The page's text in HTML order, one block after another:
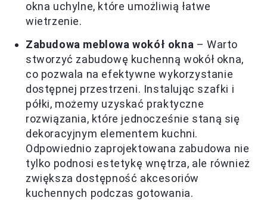
okna uchylne, które umożliwią łatwe
wietrzenie.
Zabudowa meblowa wokół okna – Warto
stworzyć zabudowę kuchenną wokół okna,
co pozwala na efektywne wykorzystanie
dostępnej przestrzeni. Instalując szafki i
półki, możemy uzyskać praktyczne
rozwiązania, które jednocześnie staną się
dekoracyjnym elementem kuchni.
Odpowiednio zaprojektowana zabudowa nie
tylko podnosi estetykę wnętrza, ale również
zwiększa dostępność akcesoriów
kuchennych podczas gotowania.